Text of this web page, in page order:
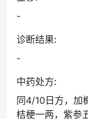
-
诊断结果:
-
中药处方:
同4/10日方，加
桔梗一两，紫参